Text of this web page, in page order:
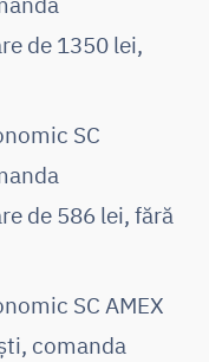
de 1350 lei,
SC
de 586 lei, fără
SC AMEX
comanda